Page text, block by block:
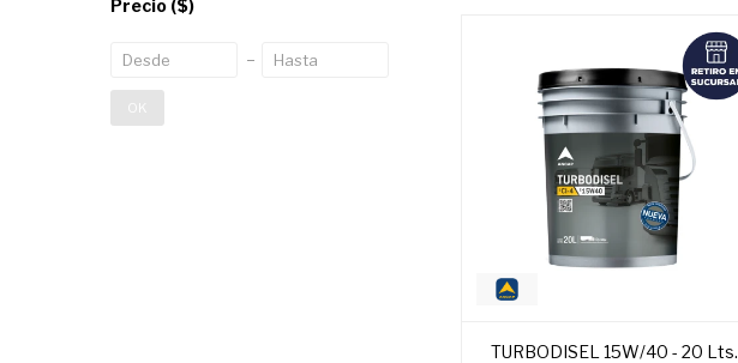
TURBODISEL 15W/40 - 20 Lts.
Precio ($)
OK